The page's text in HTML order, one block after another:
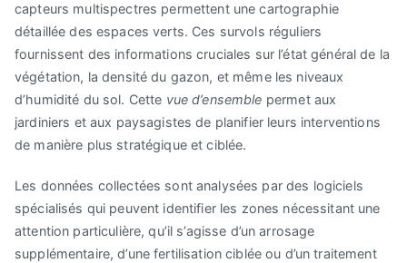
capteurs multispectres permettent une cartographie
détaillée des espaces verts. Ces survols réguliers
fournissent des informations cruciales sur l’état général de la
végétation, la densité du gazon, et même les niveaux
d’humidité du sol. Cette vue d’ensemble permet aux
jardiniers et aux paysagistes de planifier leurs interventions
de manière plus stratégique et ciblée.
Les données collectées sont analysées par des logiciels
spécialisés qui peuvent identifier les zones nécessitant une
attention particulière, qu’il s’agisse d’un arrosage
supplémentaire, d’une fertilisation ciblée ou d’un traitement